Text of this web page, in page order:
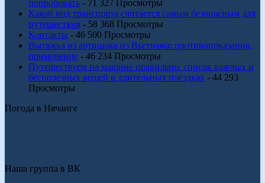
попробовать - 71 327 Просмотры
Какой вид транспорта считается самым безопасным для
путешествия - 58 368 Просмотры
Контакты - 46 500 Просмотры
Вытяжка из артишока из Вьетнама: противопоказания,
применение - 46 234 Просмотры
Путешествуем на машине правильно: список важных и
бесполезных вещей в длительных поездках - 44 293
Просмотры
Погода в Нячанге
Наша группа в ВК